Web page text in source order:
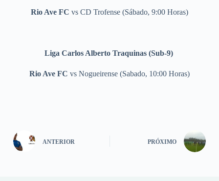
Rio Ave FC vs CD Trofense (Sábado, 9:00 Horas)
Liga Carlos Alberto Traquinas (Sub-9)
Rio Ave FC vs Nogueirense (Sabado, 10:00 Horas)
ANTERIOR PRÓXIMO